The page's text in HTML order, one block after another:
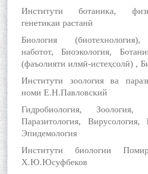
Институти ботаника,
генетикаи растанӣ
Биология
наботот, Биоэкология,
(фаъолияти илмӣ-истеҳсолӣ) ,
Институти зоология ва
номи Е.Н.Павловский
Гидробиология, Зоология,
Паразитология, Вирусология,
Эпидемология
Институти биологии
Х.Ю.Юсуфбеков